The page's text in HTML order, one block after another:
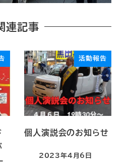
連記事
活動報告
個人演説会のお知らせ
2023年4月6日